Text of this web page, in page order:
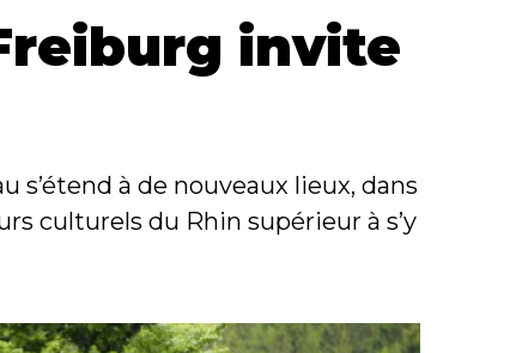
invite
s’étend à de nouveaux lieux, dans
culturels du Rhin supérieur à s’y